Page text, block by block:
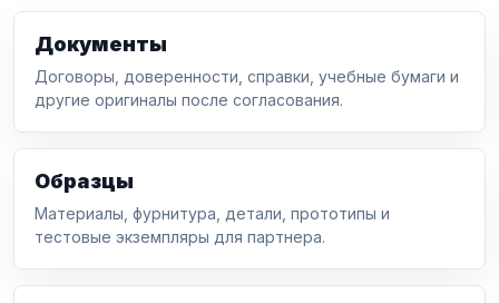
Документы
Договоры, доверенности, справки, учебные бумаги и
другие оригиналы после согласования.
Образцы
Материалы, фурнитура, детали, прототипы и
тестовые экземпляры для партнера.